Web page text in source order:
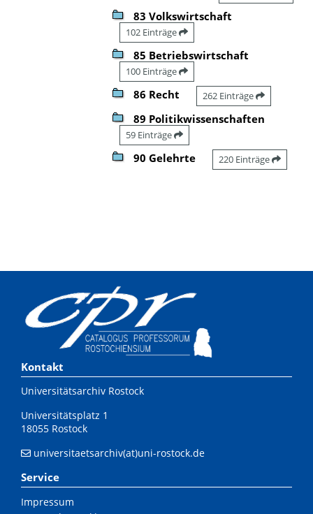
83 Volkswirtschaft
102 Einträge
85 Betriebswirtschaft
100 Einträge
86 Recht 262 Einträge
89 Politikwissenschaften
59 Einträge
90 Gelehrte 220 Einträge
Kontakt
Universitätsarchiv Rostock
Universitätsplatz 1
18055 Rostock
universitaetsarchiv(at)uni-rostock.de
Service
Impressum